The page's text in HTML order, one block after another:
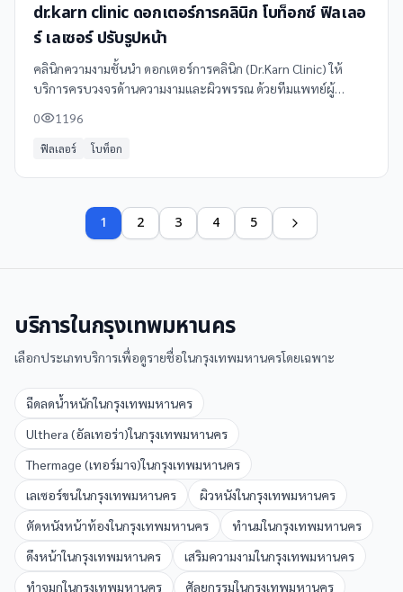
dr.karn clinic ดอกเตอร์การคลินิก โบท็อกซ์ ฟิลเลอ
ร์ เลเซอร์ ปรับรูปหน้า
คลินิกความงามชั้นนำ ดอกเตอร์การคลินิก (Dr.Karn Clinic) ให้
บริการครบวงจรด้านความงามและผิวพรรณ ด้วยทีมแพทย์ผู้
เลือกหลากหลาย เช่น - **โบท็อกซ์
0 1196
ฟิลเลอร์ โบท็อก
1 2 3 4 5
บริการในกรุงเทพมหานคร
เลือกประเภทบริการเพื่อดูรายชื่อในกรุงเทพมหานครโดยเฉพาะ
ฉีดลดน้ำหนักในกรุงเทพมหานคร
Ulthera (อัลเทอร่า)ในกรุงเทพมหานคร
Thermage (เทอร์มาจ)ในกรุงเทพมหานคร
เลเซอร์ขนในกรุงเทพมหานคร ผิวหนังในกรุงเทพมหานคร
ตัดหนังหน้าท้องในกรุงเทพมหานคร ทำนมในกรุงเทพมหานคร
ดึงหน้าในกรุงเทพมหานคร เสริมความงามในกรุงเทพมหานคร
ทำจมูกในกรุงเทพมหานคร ศัลยกรรมในกรุงเทพมหานคร